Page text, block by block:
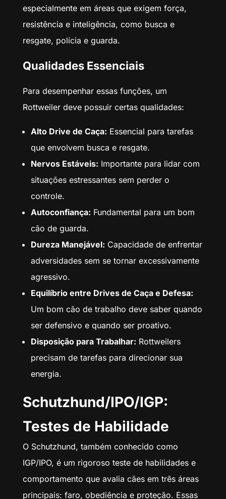
especialmente em áreas que exigem força,
resistência e inteligência, como busca e
resgate, polícia e guarda.
Qualidades Essenciais
Para desempenhar essas funções, um
Rottweiler deve possuir certas qualidades:
Alto Drive de Caça: Essencial para tarefas
que envolvem busca e resgate.
Nervos Estáveis: Importante para lidar com
situações estressantes sem perder o
controle.
Autoconfiança: Fundamental para um bom
cão de guarda.
Dureza Manejável: Capacidade de enfrentar
adversidades sem se tornar excessivamente
agressivo.
Equilíbrio entre Drives de Caça e Defesa:
Um bom cão de trabalho deve saber quando
ser defensivo e quando ser proativo.
Disposição para Trabalhar: Rottweilers
precisam de tarefas para direcionar sua
energia.
Schutzhund/IPO/IGP:
Testes de Habilidade
O Schutzhund, também conhecido como
IGP/IPO, é um rigoroso teste de habilidades e
comportamento que avalia cães em três áreas
principais: faro, obediência e proteção. Essas